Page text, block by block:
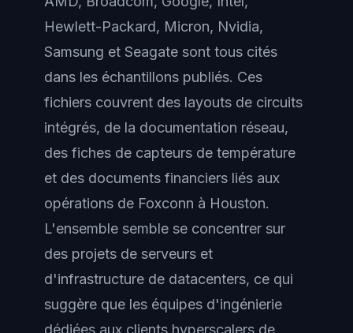
Hewlett-Packard, Micron, Nvidia,
Samsung et Seagate sont tous cités
dans les échantillons publiés. Ces
fichiers couvrent des layouts de circuits
intégrés, de la documentation réseau,
des fiches de capteurs de température
et des documents financiers liés aux
opérations de Foxconn à Houston.
L'ensemble semble se concentrer sur
des projets de serveurs et
d'infrastructure de datacenters, ce qui
suggère que les équipes d'ingénierie
dédiées aux clients hyperscalers de